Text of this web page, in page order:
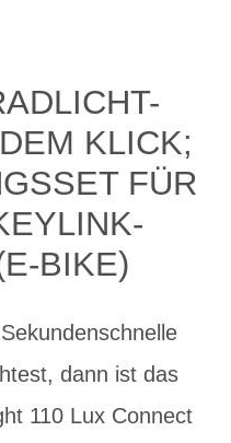
KLICK;
FÜR
BIKE)
dann ist das
110 Lux Connect